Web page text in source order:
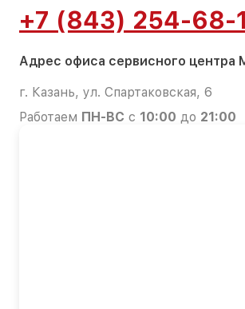
+7 (843) 254-68-
Адрес офиса сервисного центра
г. Казань, ул. Спартаковская, 6
Работаем ПН-ВС с 10:00 до 21:00